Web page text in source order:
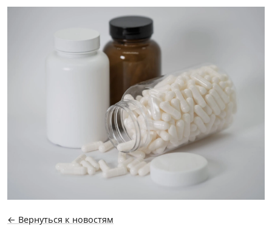
← Вернуться к новостям